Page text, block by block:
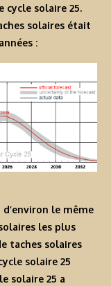
solaire 25.
solaires était
:
le même
les plus
taches solaires
solaire 25
solaire 25 a